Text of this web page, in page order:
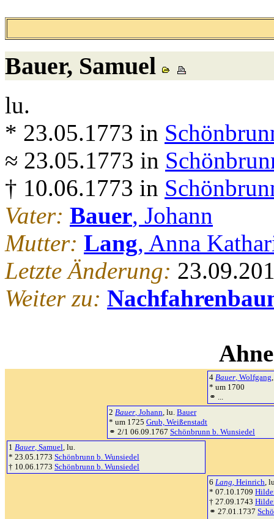
Bauer, Samuel
lu.
* 23.05.1773 in
≈ 23.05.1773 in
† 10.06.1773 in
Vater: Bauer, Johann
Mutter: Lang, Anna
Letzte Änderung:
Weiter zu:
4 Bauer, Wolfgang
* um 1700
⚭ ...
2 Bauer, Johann, lu. Bauer
* um 1725 Grub, Weißenstadt
⚭ 2/1 06.09.1767 Schönbrunn b. Wunsiedel
1 Bauer, Samuel, lu.
* 23.05.1773 Schönbrunn b. Wunsiedel
† 10.06.1773 Schönbrunn b. Wunsiedel
6 Lang, Heinrich,
* 07.10.1709
† 27.09.1743
⚭ 27.01.1737